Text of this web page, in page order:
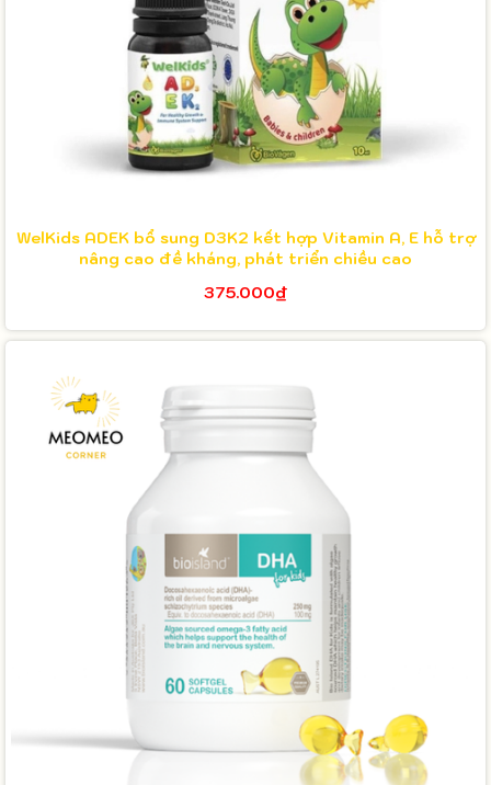
WelKids ADEK bổ sung D3K2 kết hợp Vitamin A, E hỗ trợ
nâng cao đề kháng, phát triển chiều cao
375.000₫